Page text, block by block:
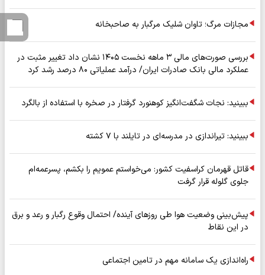
مجازات مرگ؛ تاوان شلیک مرگبار به صاحبخانه
بررسی صورت‌های مالی ۳ ماهه نخست ۱۴۰۵ نشان داد تغییر مثبت در
عملکرد مالی بانک صادرات ایران/ درآمد عملیاتی ۸۰ درصد رشد کرد
ببینید: نجات شگفت‌انگیز کوهنورد گرفتار در صخره با استفاده از بالگرد
ببینید: تیراندازی در مدرسه‌ای در تایلند با ۷ کشته
قاتل قهرمان کراسفیت کشور: می‌خواستم عمویم را بکشم، پسرعمه‌ام
جلوی گلوله قرار گرفت
پیش‌بینی وضعیت هوا طی روزهای آینده/ احتمال وقوع رگبار و رعد و برق
در این نقاط
راه‌اندازی یک سامانه مهم در تامین اجتماعی